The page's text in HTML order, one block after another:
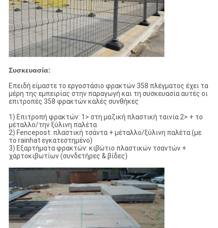
Συσκευασία:
Επειδή είμαστε το εργοστάσιο φρακτών 358 πλέγματος έχει τα
μέρη της εμπειρίας στην παραγωγή και τη συσκευασία αυτές οι
επιτροπές 358 φρακτών καλές συνθήκες
1) Επιτροπή φρακτών: 1> στη μαζική πλαστική ταινία 2> + το
μέταλλο/την ξύλινη παλέτα
2) Fencepost: πλαστική τσάντα + μέταλλο/ξύλινη παλέτα (με
το rainhat εγκατεστημένο)
3) Εξαρτήματα φρακτών: κιβώτιο πλαστικών τσαντών +
χαρτοκιβωτίων (συνδετήρες & βίδες)